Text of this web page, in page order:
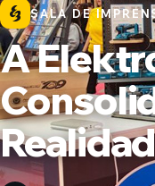
SALA DE
A